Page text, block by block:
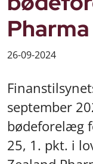
26-09-2024
september
bødeforelæg
25, 1. pkt. i